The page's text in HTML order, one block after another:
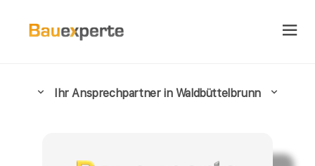
Ihr Ansprechpartner in Waldbüttelbrunn